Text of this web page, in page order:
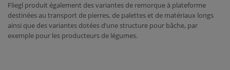
Fliegl produit également des variantes de remorque à plateforme
destinées au transport de pierres, de palettes et de matériaux longs
ainsi que des variantes dotées d’une structure pour bâche, par
exemple pour les producteurs de légumes.